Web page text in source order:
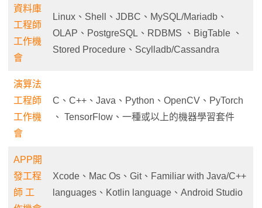
資料庫
工程師
工作機
會
Linux、Shell、JDBC、MySQL/Mariadb、
OLAP、PostgreSQL、RDBMS 、BigTable 、
Stored Procedure、Scylladb/Cassandra
演算法
工程師
工作機
會
C、C++、Java、Python、OpenCV、PyTorch
、 TensorFlow、一種或以上的機器學習套件
APP開
發工程
師 工
Xcode、Mac Os、Git、Familiar with Java/C++
languages、Kotlin language、Android Studio